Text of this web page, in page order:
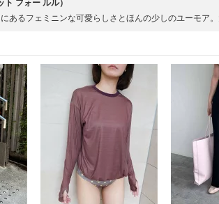
フォー ルル）
あるフェミニンな可愛らしさとほんの少しのユーモア